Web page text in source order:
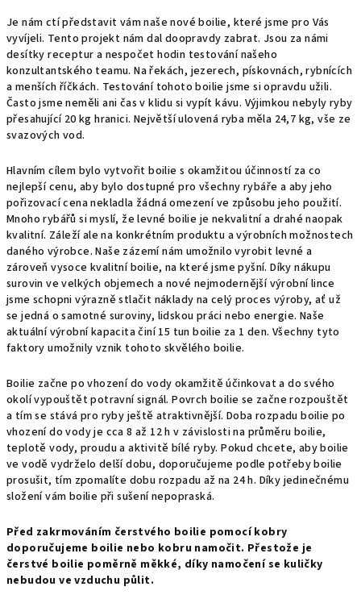
Je nám ctí představit vám naše nové boilie, které jsme pro Vás
vyvíjeli. Tento projekt nám dal doopravdy zabrat. Jsou za námi
desítky receptur a nespočet hodin testování našeho
konzultantského teamu. Na řekách, jezerech, pískovnách, rybnících
a menších říčkách. Testování tohoto boilie jsme si opravdu užili.
Často jsme neměli ani čas v klidu si vypít kávu. Výjimkou nebyly ryby
přesahující 20 kg hranici. Největší ulovená ryba měla 24,7 kg, vše ze
svazových vod.
Hlavním cílem bylo vytvořit boilie s okamžitou účinností za co
nejlepší cenu, aby bylo dostupné pro všechny rybáře a aby jeho
pořizovací cena nekladla žádná omezení ve způsobu jeho použití.
Mnoho rybářů si myslí, že levné boilie je nekvalitní a drahé naopak
kvalitní. Záleží ale na konkrétním produktu a výrobních možnostech
daného výrobce. Naše zázemí nám umožnilo vyrobit levné a
zároveň vysoce kvalitní boilie, na které jsme pyšní. Díky nákupu
surovin ve velkých objemech a nové nejmodernější výrobní lince
jsme schopni výrazně stlačit náklady na celý proces výroby, ať už
se jedná o samotné suroviny, lidskou práci nebo energie. Naše
aktuální výrobní kapacita činí 15 tun boilie za 1 den. Všechny tyto
faktory umožnily vznik tohoto skvělého boilie.
Boilie začne po vhození do vody okamžitě účinkovat a do svého
okolí vypouštět potravní signál. Povrch boilie se začne rozpouštět
a tím se stává pro ryby ještě atraktivnější. Doba rozpadu boilie po
vhození do vody je cca 8 až 12 h v závislosti na průměru boilie,
teplotě vody, proudu a aktivitě bílé ryby. Pokud chcete, aby boilie
ve vodě vydrželo delší dobu, doporučujeme podle potřeby boilie
prosušit, tím zpomalíte dobu rozpadu až na 24 h. Díky jedinečnému
složení vám boilie při sušení nepopraská.
Před zakrmováním čerstvého boilie pomocí kobry
doporučujeme boilie nebo kobru namočit. Přestože je
čerstvé boilie poměrně měkké, díky namočení se kuličky
nebudou ve vzduchu půlit.